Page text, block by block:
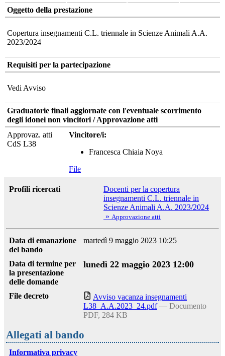
Oggetto della prestazione
Copertura insegnamenti C.L. triennale in Scienze Animali A.A.
2023/2024
Requisiti per la partecipazione
Vedi Avviso
Graduatorie finali aggiornate con l'eventuale scorrimento
degli idonei non vincitori / Approvazione atti
Approvaz. atti
CdS L38
Vincitore/i:
Francesca Chiaia Noya
File
Profili ricercati
Docenti per la copertura
insegnamenti C.L. triennale in
Scienze Animali A.A. 2023/2024
» Approvazione atti
Data di emanazione
del bando
martedì 9 maggio 2023 10:25
Data di termine per
la presentazione
delle domande
lunedì 22 maggio 2023 12:00
File decreto
Avviso vacanza insegnamenti
L38_A.A.2023_24.pdf — Documento
PDF, 284 KB
Allegati al bando
Informativa privacy